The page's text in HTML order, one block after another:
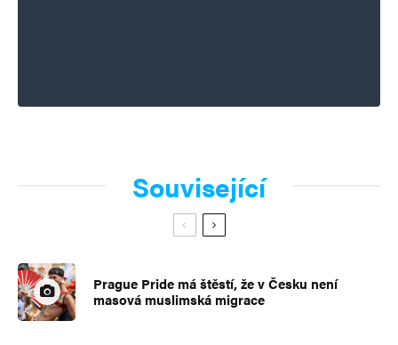
Související
Prague Pride má štěstí, že v Česku není
masová muslimská migrace